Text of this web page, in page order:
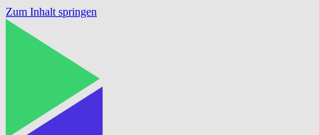
Zum Inhalt springen